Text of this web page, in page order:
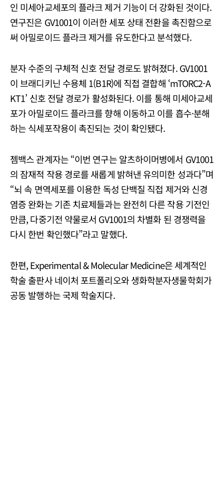
인 미세아교세포의 플라크 제거 기능이 더 강화된 것이다.
연구진은 GV1001이 이러한 세포 상태 전환을 촉진함으로
써 아밀로이드 플라크 제거를 유도한다고 분석했다.
분자 수준의 구체적 신호 전달 경로도 밝혀졌다. GV1001
이 브래디키닌 수용체 1(B1R)에 직접 결합해 ‘mTORC2-A
KT1’ 신호 전달 경로가 활성화된다. 이를 통해 미세아교세
포가 아밀로이드 플라크를 향해 이동하고 이를 흡수·분해
하는 식세포작용이 촉진되는 것이 확인됐다.
젬백스 관계자는 “이번 연구는 알츠하이머병에서 GV1001
의 잠재적 작용 경로를 새롭게 밝혀낸 유의미한 성과다”며
“뇌 속 면역세포를 이용한 독성 단백질 직접 제거와 신경
염증 완화는 기존 치료제들과는 완전히 다른 작용 기전인
만큼, 다중기전 약물로서 GV1001의 차별화 된 경쟁력을
다시 한번 확인했다”라고 말했다.
한편, Experimental & Molecular Medicine은 세계적인
학술 출판사 네이처 포트폴리오와 생화학분자생물학회가
공동 발행하는 국제 학술지다.